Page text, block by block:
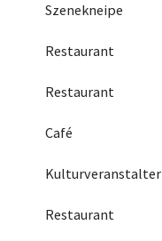
Szenekneipe
Restaurant
Restaurant
Café
Kulturveranstalter
Restaurant